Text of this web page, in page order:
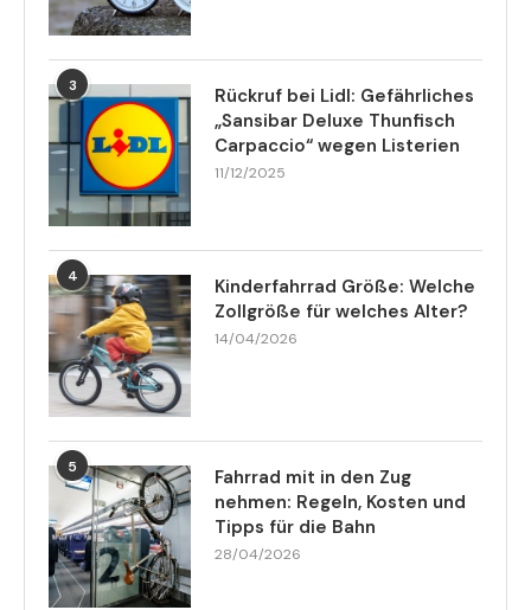
3
Rückruf bei Lidl: Gefährliches
„Sansibar Deluxe Thunfisch
Carpaccio“ wegen Listerien
11/12/2025
4
Kinderfahrrad Größe: Welche
Zollgröße für welches Alter?
14/04/2026
5
Fahrrad mit in den Zug
nehmen: Regeln, Kosten und
Tipps für die Bahn
28/04/2026